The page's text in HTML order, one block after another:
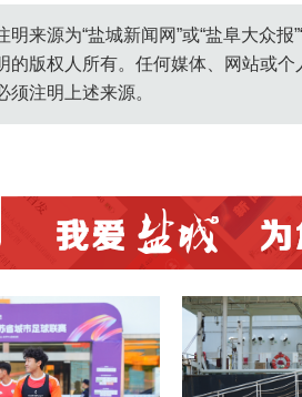
明来源为“盐城新闻网”或“盐阜大众
的版权人所有。任何媒体、网站或
注明上述来源。